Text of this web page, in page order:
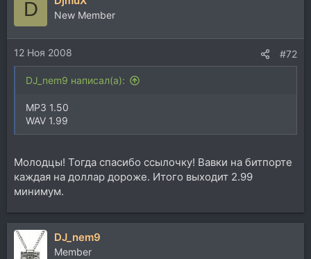
и
и
:
D New Member
12 Ноя 2008 #72
DJ_nem9 написал(а):
MP3 1.50
WAV 1.99
Молодцы! Тогда спасибо ссылочку! Вавки на битпорте
каждая на доллар дороже. Итого выходит 2.99
минимум.
DJ_nem9
Member